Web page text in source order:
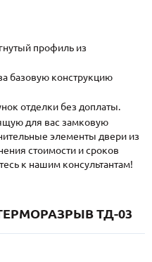
Как купить
на замер
профиль из
базовую конструкцию
отделки без доплаты.
для вас замковую
элементы двери из
стоимости и сроков
к нашим консультантам!
ТД-03